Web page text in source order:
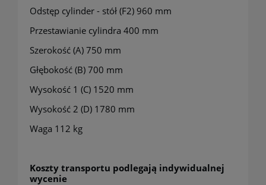
Odstęp cylinder - stół (F2) 960 mm
Przestawianie cylindra 400 mm
Szerokość (A) 750 mm
Głębokość (B) 700 mm
Wysokość 1 (C) 1520 mm
Wysokość 2 (D) 1780 mm
Waga 112 kg
Koszty transportu podlegają indywidualnej
wycenie